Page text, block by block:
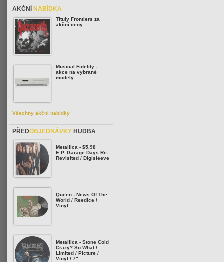
AKČNÍ NABÍDKA
Tituly Frontiers za
akční ceny
Musical Fidelity -
akce na vybrané
modely
Všechny akční nabídky
PŘEDOBJEDNÁVKY HUDBA
Metallica - $5.98
E.P.:Garage Days Re-
Revisited / Digisleeve
Queen - News Of The
World / Reedice /
Vinyl
Metallica - Stone Cold
Crazy? So What /
Limited / Picture /
Vinyl / 7"